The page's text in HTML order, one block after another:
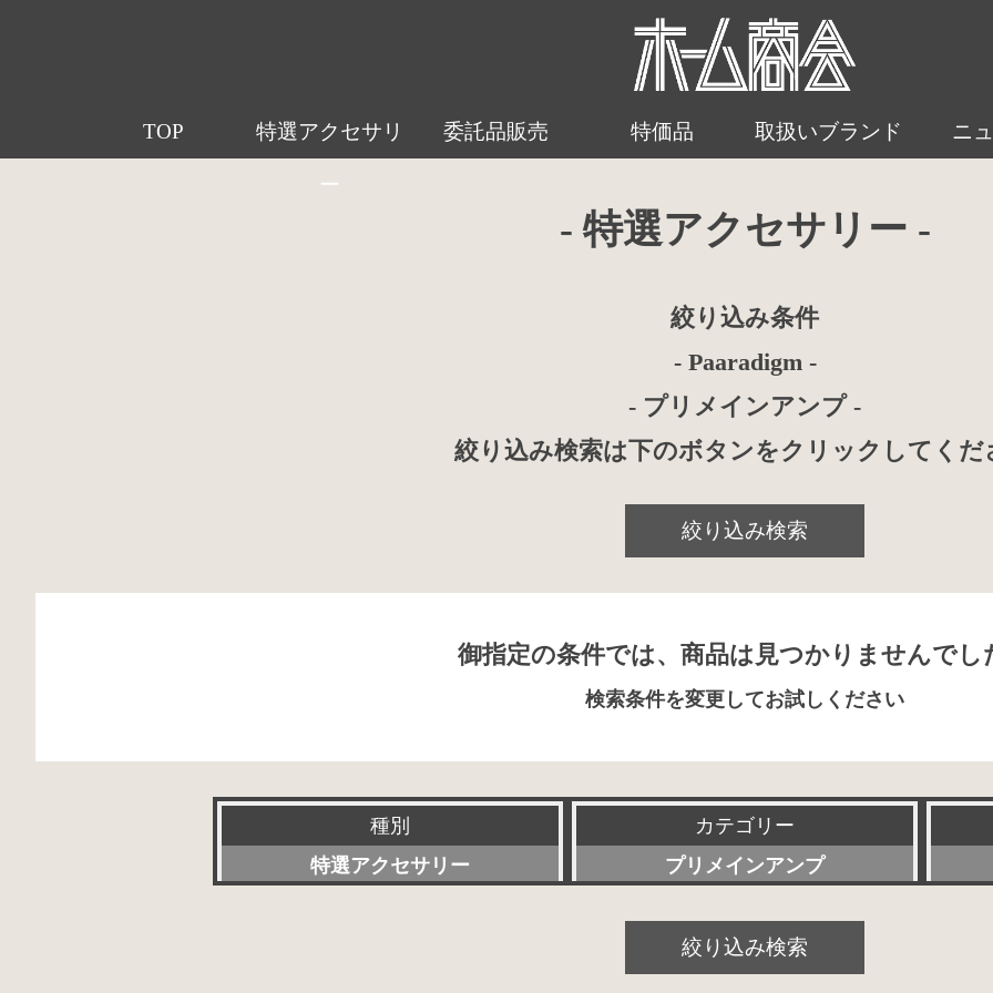
TOP 特選アクセサリ
ー
委託品販売 特価品 取扱いブランド ニ
- 特選アクセサリー -
絞り込み条件
- Paaradigm -
- プリメインアンプ -
絞り込み検索は下のボタンをクリックしてくだ
絞り込み検索
御指定の条件では、商品は見つかりませんでし
検索条件を変更してお試しください
種別
特選アクセサリー
カテゴリー
プリメインアンプ
プリアンプ
絞り込み検索